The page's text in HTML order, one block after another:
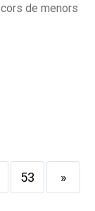
de menors
53 »